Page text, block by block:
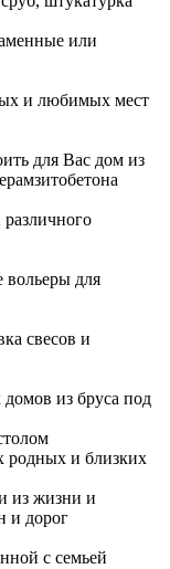
или
и любимых мест
для Вас дом из
вольеры для
свесов и
из бруса под
родных и близких
из жизни и
и дорог
с семьей